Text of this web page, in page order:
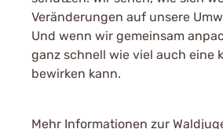
Veränderungen auf unsere
Und wenn wir gemeinsam
ganz schnell wie viel auch eine
bewirken kann.
Mehr Informationen zur